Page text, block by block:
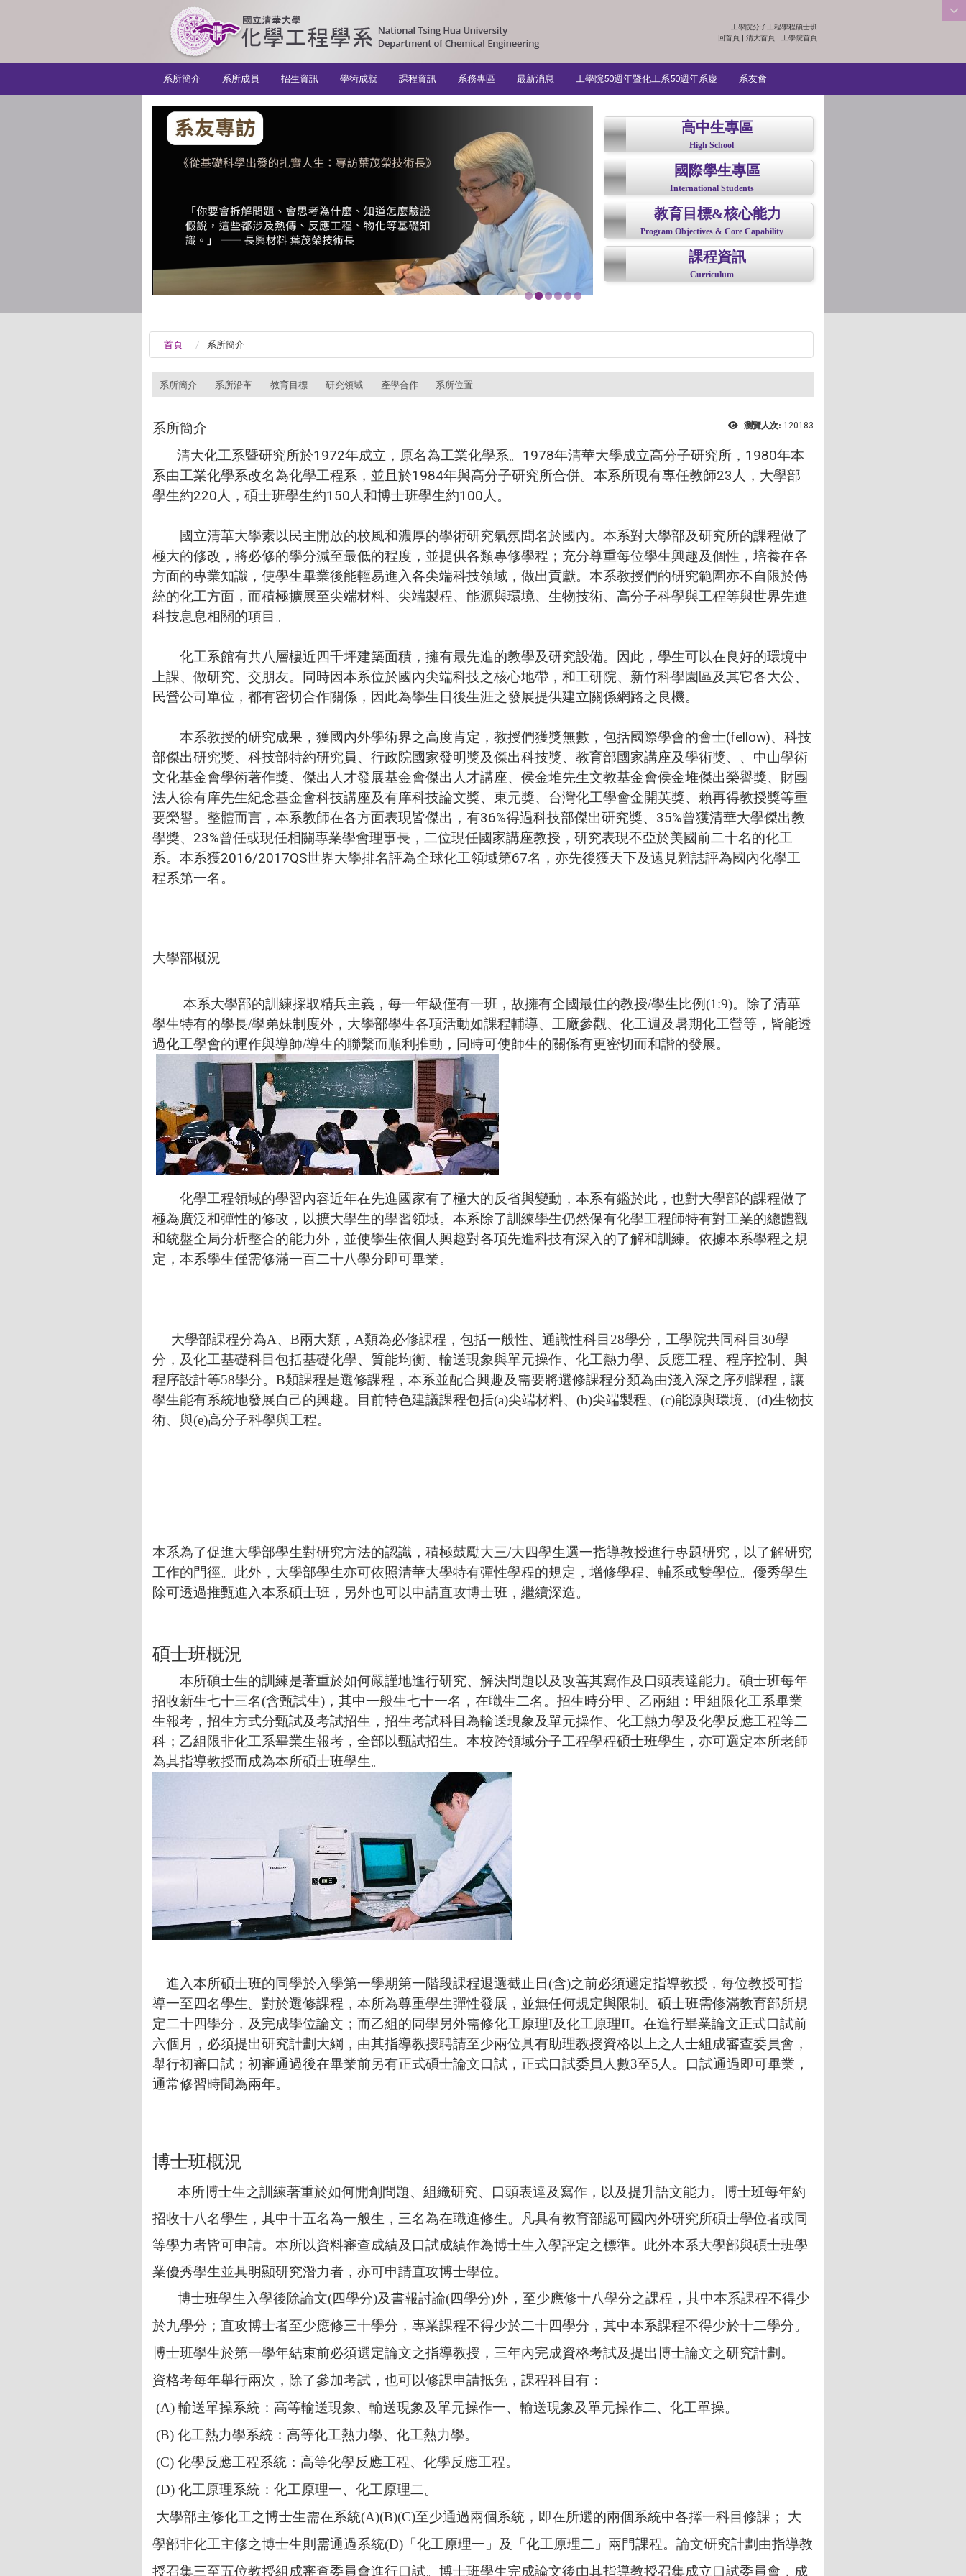
:::
工學院分子工程學程碩士班
回首頁 | 清大首頁 | 工學院首頁
系所簡介
系所成員 招生資訊 學術成就 課程資訊 系務專區 最新消息 工學院50週年暨化工系50週年系慶 系友會
高中生專區
High School
國際學生專區
International Students
教育目標&核心能力
Program Objectives & Core Capability
課程資訊
Curriculum
首頁 系所簡介
系所簡介 系所沿革 教育目標 研究領域 產學合作 系所位置
瀏覽人次: 120183
系所簡介
清大化工系暨研究所於1972年成立，原名為工業化學系。1978年清華大學成立高分子研究所，1980年本
系由工業化學系改名為化學工程系，並且於1984年與高分子研究所合併。本系所現有專任教師23人，大學部
學生約220人，碩士班學生約150人和博士班學生約100人。
國立清華大學素以民主開放的校風和濃厚的學術研究氣氛聞名於國內。本系對大學部及研究所的課程做了
極大的修改，將必修的學分減至最低的程度，並提供各類專修學程；充分尊重每位學生興趣及個性，培養在各
方面的專業知識，使學生畢業後能輕易進入各尖端科技領域，做出貢獻。本系教授們的研究範圍亦不自限於傳
統的化工方面，而積極擴展至尖端材料、尖端製程、能源與環境、生物技術、高分子科學與工程等與世界先進
科技息息相關的項目。
化工系館有共八層樓近四千坪建築面積，擁有最先進的教學及研究設備。因此，學生可以在良好的環境中
上課、做研究、交朋友。同時因本系位於國內尖端科技之核心地帶，和工研院、新竹科學園區及其它各大公、
民營公司單位，都有密切合作關係，因此為學生日後生涯之發展提供建立關係網路之良機。
本系教授的研究成果，獲國內外學術界之高度肯定，教授們獲獎無數，包括國際學會的會士(fellow)、科技
部傑出研究獎、科技部特約研究員、行政院國家發明獎及傑出科技獎、教育部國家講座及學術獎、、中山學術
文化基金會學術著作獎、傑出人才發展基金會傑出人才講座、侯金堆先生文教基金會侯金堆傑出榮譽獎、財團
法人徐有庠先生紀念基金會科技講座及有庠科技論文獎、東元獎、台灣化工學會金開英獎、賴再得教授獎等重
要榮譽。整體而言，本系教師在各方面表現皆傑出，有36%得過科技部傑出研究獎、35%曾獲清華大學傑出教
學獎、23%曾任或現任相關專業學會理事長，二位現任國家講座教授，研究表現不亞於美國前二十名的化工
系。本系獲2016/2017QS世界大學排名評為全球化工領域第67名，亦先後獲天下及遠見雜誌評為國內化學工
程系第一名。
大學部概況
本系大學部的訓練採取精兵主義，每一年級僅有一班，故擁有全國最佳的教授/學生比例(1:9)。除了清華
學生特有的學長/學弟妹制度外，大學部學生各項活動如課程輔導、工廠參觀、化工週及暑期化工營等，皆能透
過化工學會的運作與導師/導生的聯繫而順利推動，同時可使師生的關係有更密切而和諧的發展。
化學工程領域的學習內容近年在先進國家有了極大的反省與變動，本系有鑑於此，也對大學部的課程做了
極為廣泛和彈性的修改，以擴大學生的學習領域。本系除了訓練學生仍然保有化學工程師特有對工業的總體觀
和統盤全局分析整合的能力外，並使學生依個人興趣對各項先進科技有深入的了解和訓練。依據本系學程之規
定，本系學生僅需修滿一百二十八學分即可畢業。
大學部課程分為A、 B兩大類， A類為必修課程，包括一般性、通識性科目 28學分，工學院共同科目 30學
分，及化工基礎科目包括基礎化學、質能均衡、輸送現象與單元操作、化工熱力學、反應工程、程序控制、與
程序設計等58學分。 B類課程是選修課程，本系並配合興趣及需要將選修課程分類為由淺入深之序列課程，讓
學生能有系統地發展自己的興趣。目前特色建議課程包括(a)尖端材料、(b)尖端製程、(c)能源與環境、(d)生物技
術、與(e)高分子科學與工程。
本系為了促進大學部學生對研究方法的認識，積極鼓勵大三/大四學生選一指導教授進行專題研究，以了解研究
工作的門徑。此外，大學部學生亦可依照清華大學特有彈性學程的規定，增修學程、輔系或雙學位。優秀學生
除可透過推甄進入本系碩士班，另外也可以申請直攻博士班，繼續深造。
碩士班概況
本所碩士生的訓練是著重於如何嚴謹地進行研究、解決問題以及改善其寫作及口頭表達能力。碩士班每年
招收新生七十三名(含甄試生) ，其中一般生七十一名，在職生二名。招生時分甲、乙兩組：甲組限化工系畢業
生報考，招生方式分甄試及考試招生，招生考試科目為輸送現象及單元操作、化工熱力學及化學反應工程等二
科；乙組限非化工系畢業生報考，全部以甄試招生。本校跨領域分子工程學程碩士班學生，亦可選定本所老師
為其指導教授而成為本所碩士班學生。
進入本所碩士班的同學於入學第一學期第一階段課程退選截止日(含)之前必須選定指導教授，每位教授可指
導一至四名學生。對於選修課程，本所為尊重學生彈性發展，並無任何規定與限制。碩士班需修滿教育部所規
定二十四學分，及完成學位論文；而乙組的同學另外需修化工原理I及化工原理II。在進行畢業論文正式口試前
六個月，必須提出研究計劃大綱，由其指導教授聘請至少兩位具有助理教授資格以上之人士組成審查委員會，
舉行初審口試；初審通過後在畢業前另有正式碩士論文口試，正式口試委員人數3至5 人。口試通過即可畢業，
通常修習時間為兩年。
博士班概況
本所博士生之訓練著重於如何開創問題、組織研究、口頭表達及寫作，以及提升語文能力。博士班每年約
招收十八名學生，其中十五名為一般生，三名為在職進修生。凡具有教育部認可國內外研究所碩士學位者或同
等學力者皆可申請。本所以資料審查成績及口試成績作為博士生入學評定之標準。此外本系大學部與碩士班學
業優秀學生並具明顯研究潛力者，亦可申請直攻博士學位。
博士班學生入學後除論文(四學分)及書報討論(四學分)外，至少應修十八學分之課程，其中本系課程不得少
於九學分；直攻博士者至少應修三十學分，專業課程不得少於二十四學分，其中本系課程不得少於十二學分。
博士班學生於第一學年結束前必須選定論文之指導教授，三年內完成資格考試及提出博士論文之研究計劃。
資格考每年舉行兩次，除了參加考試，也可以修課申請抵免，課程科目有：
(A) 輸送單操系統：高等輸送現象、輸送現象及單元操作一、輸送現象及單元操作二、化工單操。
(B) 化工熱力學系統：高等化工熱力學、化工熱力學。
(C) 化學反應工程系統：高等化學反應工程、化學反應工程。
(D) 化工原理系統：化工原理一、化工原理二。
大學部主修化工之博士生需在系統(A)(B)(C)至少通過兩個系統，即在所選的兩個系統中各擇一科目修課；
大
學部非化工主修之博士生則需通過系統(D)「化工原理一」及「化工原理二」兩門課程。論文研究計劃由指導教
授召集三至五位教授組成審查委員會進行口試。博士班學生完成論文後由其指導教授召集成立口試委員會，成